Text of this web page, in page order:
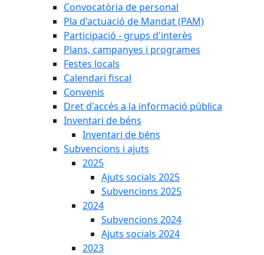
Convocatòria de personal
Pla d'actuació de Mandat (PAM)
Participació - grups d'interès
Plans, campanyes i programes
Festes locals
Calendari fiscal
Convenis
Dret d'accés a la informació pública
Inventari de béns
Inventari de béns
Subvencions i ajuts
2025
Ajuts socials 2025
Subvencions 2025
2024
Subvencions 2024
Ajuts socials 2024
2023